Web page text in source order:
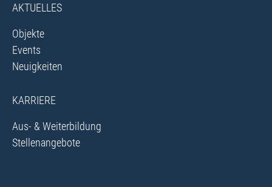
AKTUELLES
Objekte
Events
Neuigkeiten
KARRIERE
Aus- & Weiterbildung
Stellenangebote